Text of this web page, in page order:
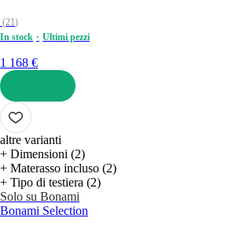
(21)
In stock
Ultimi pezzi
1 168 €
AGGIUNGI
altre varianti
+ Dimensioni (2)
+ Materasso incluso (2)
+ Tipo di testiera (2)
Solo su Bonami
Bonami Selection